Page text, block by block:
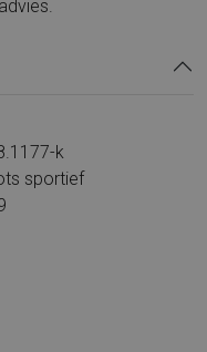
k
sportief